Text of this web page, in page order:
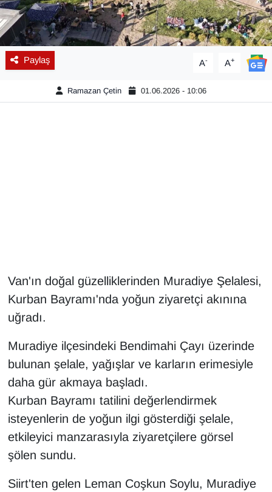
Paylaş A- A+
Ramazan Çetin 01.06.2026 - 10:06
Van'ın doğal güzelliklerinden Muradiye Şelalesi,
Kurban Bayramı'nda yoğun ziyaretçi akınına
uğradı.
Muradiye ilçesindeki Bendimahi Çayı üzerinde
bulunan şelale, yağışlar ve karların erimesiyle
daha gür akmaya başladı.
Kurban Bayramı tatilini değerlendirmek
isteyenlerin de yoğun ilgi gösterdiği şelale,
etkileyici manzarasıyla ziyaretçilere görsel
şölen sundu.
Siirt'ten gelen Leman Coşkun Soylu, Muradiye
Eleman
Emlak
En çok konuşulanlar
GENEL
Kadın
Kamu Alımları
Kim Kimdir?
Kültür & Sanat
KURDÎ
MAGAZİN